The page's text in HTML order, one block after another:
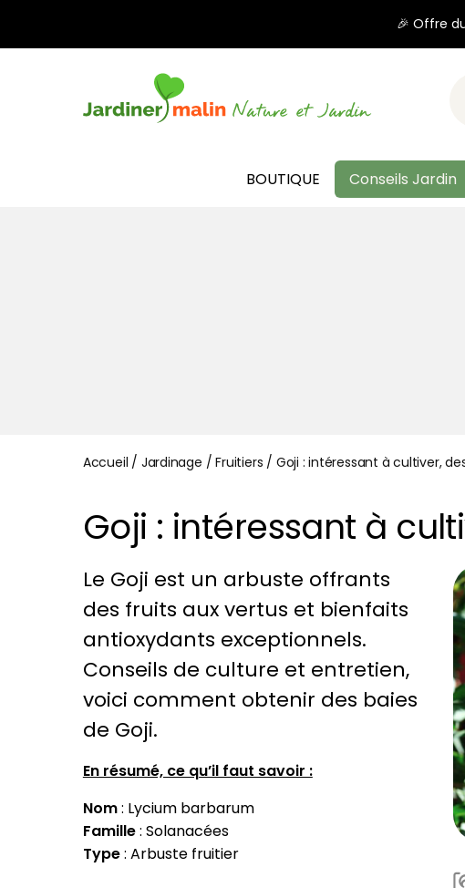
🎉 Offre
BOUTIQUE Conseils Jardin
Accueil / Jardinage /Fruitiers / Goji : intéressant à cultiver,
Goji : intéressant à
Le Goji est un arbuste offrants
des fruits aux vertus et bienfaits
antioxydants exceptionnels.
Conseils de culture et entretien,
voici comment obtenir des baies
de Goji.
En résumé, ce qu’il faut savoir :
Nom: Lycium barbarum
Famille: Solanacées
Type: Arbuste fruitier